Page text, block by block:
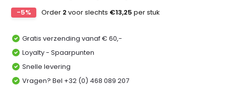
-5%
Order 2 voor slechts €13,25 per stuk
Gratis verzending vanaf € 60,-
Loyalty - Spaarpunten
Snelle levering
Vragen? Bel +32 (0) 468 089 207